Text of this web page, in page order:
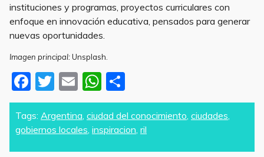
instituciones y programas, proyectos curriculares con
enfoque en innovación educativa, pensados para generar
nuevas oportunidades.
Imagen principal:Unsplash.
F
a
c
e
T
w
itt
er
E
m
ai
l
W
h
at
s
h
ar
e
Tags: Argentina ciudad del conocimiento ciudades
gobiernos locales inspiracion ril